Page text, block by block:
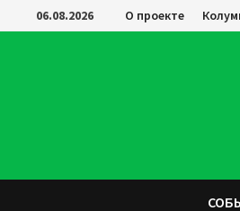
Перейти
к
06.08.2026 О проекте